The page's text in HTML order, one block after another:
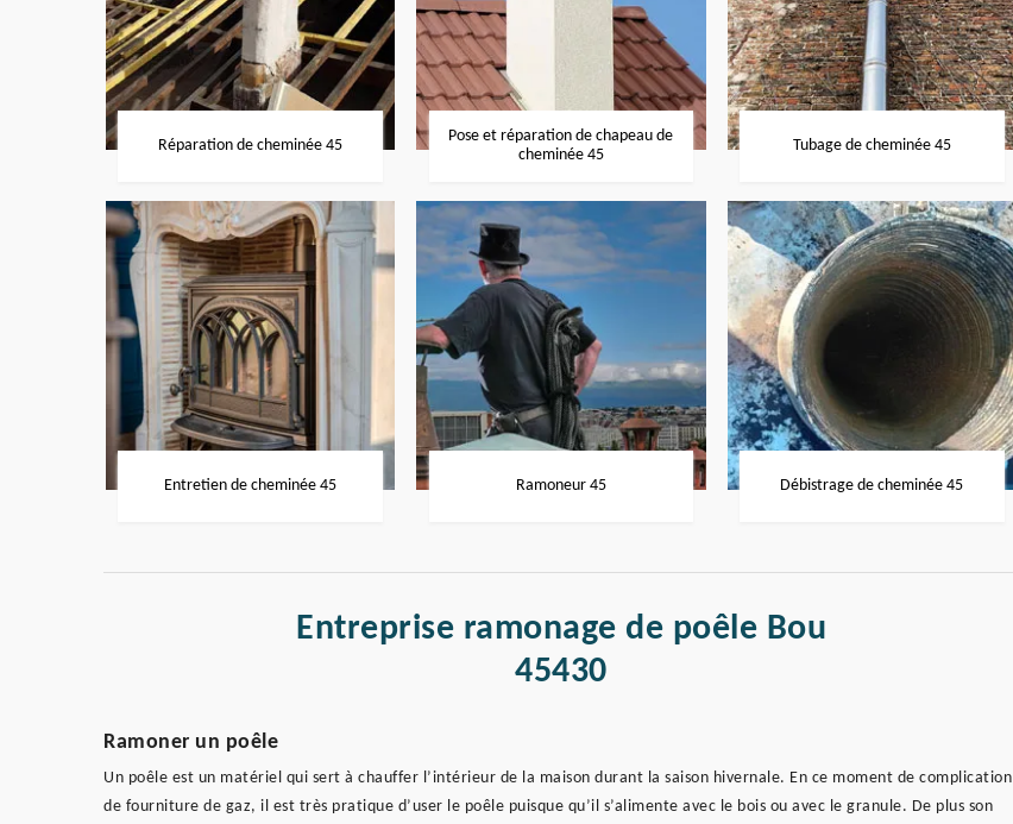
Réparation de cheminée 45
Pose et réparation de chapeau de
cheminée 45
Tubage de cheminée 45
Entretien de cheminée 45 Ramoneur 45 Débistrage de cheminée 45
Entreprise ramonage de poêle Bou
45430
Ramoner un poêle
Un poêle est un matériel qui sert à chauffer l’intérieur de la maison durant la saison hivernale. En ce moment de complication
de fourniture de gaz, il est très pratique d’user le poêle puisque qu’il s’alimente avec le bois ou avec le granule. De plus son